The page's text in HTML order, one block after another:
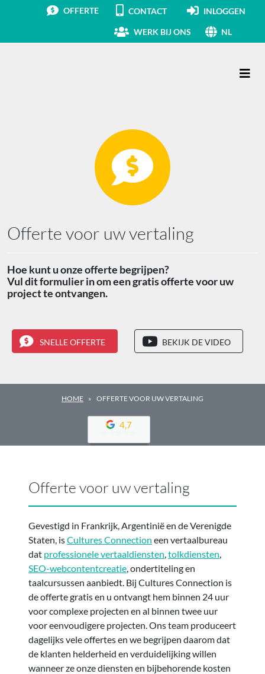
OFFERTE CONTACT INLOGGEN
WERK BIJ ONS NL
Offerte voor uw vertaling
Hoe kunt u onze offerte begrijpen?
Vul dit formulier in om een gratis offerte voor uw
project te ontvangen.
SNELLE OFFERTE BEKIJK DE VIDEO
HOME OFFERTE VOOR UW VERTALING
4,7
Offerte voor uw vertaling
Gevestigd in Frankrijk, Argentinië en de Verenigde
Staten, isCultures Connection een vertaalbureau
dat professionele vertaaldiensten tolkdiensten
SEO-webcontentcreatie , ondertiteling en
taalcursussen aanbiedt. Bij Cultures Connection is
de offerte gratis en u ontvangt hem binnen 24 uur
voor complexe projecten en al binnen twee uur
voor eenvoudigere projecten. Ons team produceert
dagelijks vele offertes en we begrijpen daarom dat
de klanten helderheid en verduidelijking willen
wanneer ze onze diensten en bijbehorende kosten